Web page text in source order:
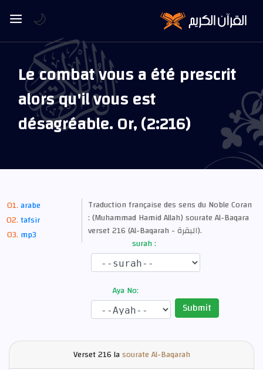
Le combat vous a été prescrit
alors qu'il vous est
désagréable. Or, (2:216)
arabe
tafsir
mp3
Traduction française des sens du Noble Coran
: (Muhammad Hamid Allah) sourate Al-Baqara
verset 216 (Al-Baqarah - البقرة).
surah :
Aya No:
Submit
Verset216 lasourate Al-Baqarah
🌙